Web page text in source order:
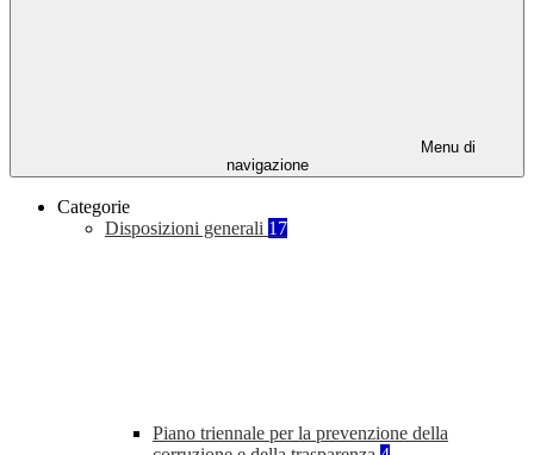
Menu di
navigazione
Categorie
Disposizioni generali 17
Piano triennale per la prevenzione della